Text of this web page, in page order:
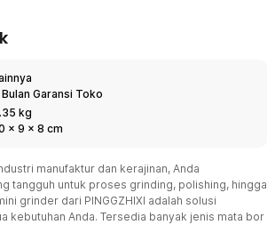
Bulan Garansi Toko
kg
x 9 x 8 cm
manufaktur dan kerajinan, Anda
tangguh untuk proses grinding, polishing, hingga
grinder dari PINGGZHIXI adalah solusi
kebutuhan Anda. Tersedia banyak jenis mata bor